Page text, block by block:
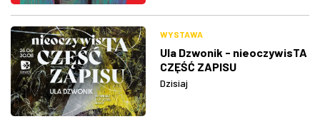
WYSTAWA
Ula Dzwonik - nieoczywisTA
CZĘŚĆ ZAPISU
Dzisiaj